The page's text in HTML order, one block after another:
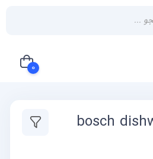
0
سبد خرید شما خالی است
bosch